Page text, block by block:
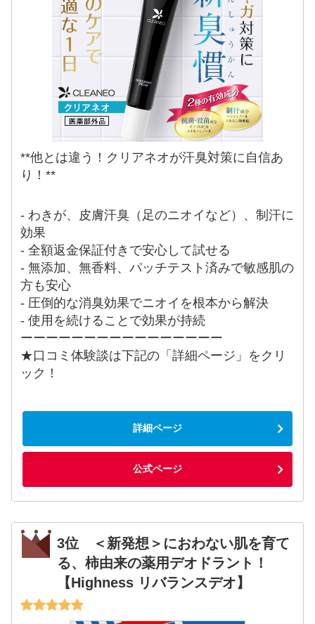
**他とは違う！クリアネオが汗臭対策に自信あ
り！**
- わきが、皮膚汗臭（足のニオイなど）、制汗に
効果
- 全額返金保証付きで安心して試せる
- 無添加、無香料、パッチテスト済みで敏感肌の
方も安心
- 圧倒的な消臭効果でニオイを根本から解決
- 使用を続けることで効果が持続
ーーーーーーーーーーーーーーーー
★口コミ体験談は下記の「詳細ページ」をクリ
ック！
詳細ページ
公式ページ
3位 ＜新発想＞におわない肌を育て
る、柿由来の薬用デオドラント！
【Highness リバランスデオ】